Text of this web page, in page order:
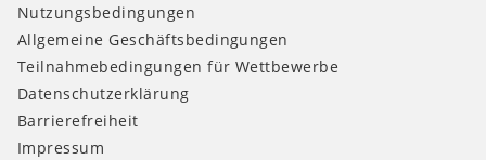
Nutzungsbedingungen
Allgemeine Geschäftsbedingungen
Teilnahmebedingungen für Wettbewerbe
Datenschutzerklärung
Barrierefreiheit
Impressum